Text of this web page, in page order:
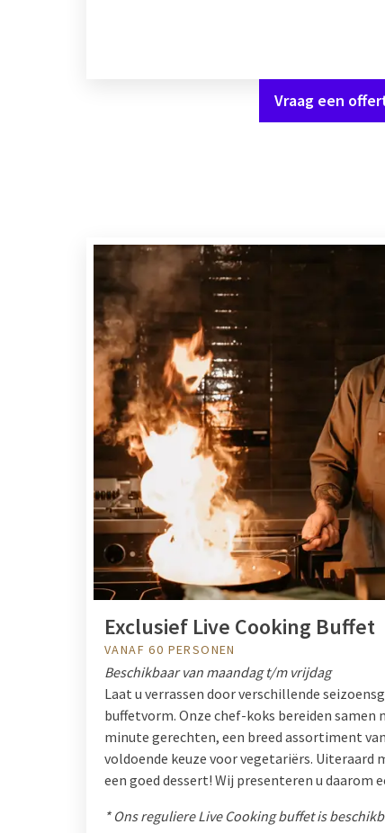
Vraag een
Exclusief Live Cooking Buffet
VANAF 60 PERSONEN
Beschikbaar van maandag t/m vrijdag
Laat u verrassen door verschillende
buffetvorm. Onze chef-koks bereiden samen
minute gerechten, een breed assortiment
voldoende keuze voor vegetariërs. Uiteraard
een goed dessert! Wij presenteren u daarom
* Ons reguliere Live Cooking buffet is